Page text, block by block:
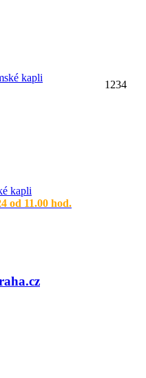
kapli
od 11.00 hod.
1 234